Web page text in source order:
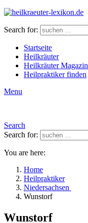
Search for:
Startseite
Heilkräuter
Heilkräuter Magazin
Heilpraktiker finden
Menu
Search
Search for:
You are here:
Home
Heilpraktiker
Niedersachsen
Wunstorf
Wunstorf